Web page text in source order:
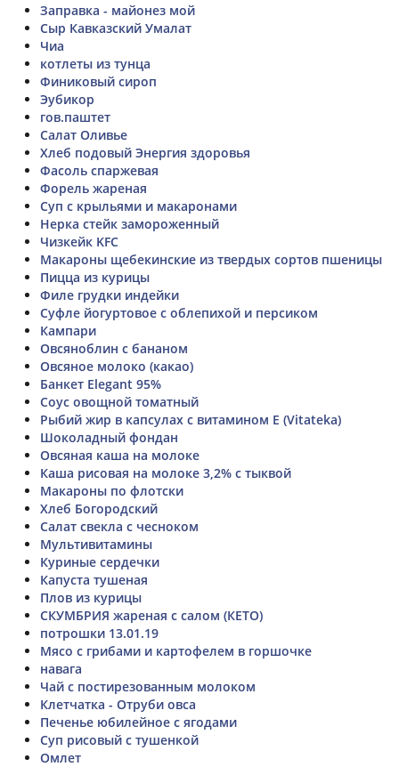
Заправка - майонез мой
Сыр Кавказский Умалат
Чиа
котлеты из тунца
Финиковый сироп
Эубикор
гов.паштет
Салат Оливье
Хлеб подовый Энергия здоровья
Фасоль спаржевая
Форель жареная
Суп с крыльями и макаронами
Нерка стейк замороженный
Чизкейк KFC
Макароны щебекинские из твердых сортов пшеницы
Пицца из курицы
Филе грудки индейки
Суфле йогуртовое с облепихой и персиком
Кампари
Овсяноблин с бананом
Овсяное молоко (какао)
Банкет Elegant 95%
Соус овощной томатный
Рыбий жир в капсулах с витамином Е (Vitateka)
Шоколадный фондан
Овсяная каша на молоке
Каша рисовая на молоке 3,2% с тыквой
Макароны по флотски
Хлеб Богородский
Салат свекла с чесноком
Мультивитамины
Куриные сердечки
Капуста тушеная
Плов из курицы
СКУМБРИЯ жареная с салом (КЕТО)
потрошки 13.01.19
Мясо с грибами и картофелем в горшочке
навага
Чай с постирезованным молоком
Клетчатка - Отруби овса
Печенье юбилейное с ягодами
Суп рисовый с тушенкой
Омлет